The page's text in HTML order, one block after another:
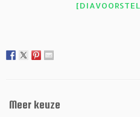
Meer keuze